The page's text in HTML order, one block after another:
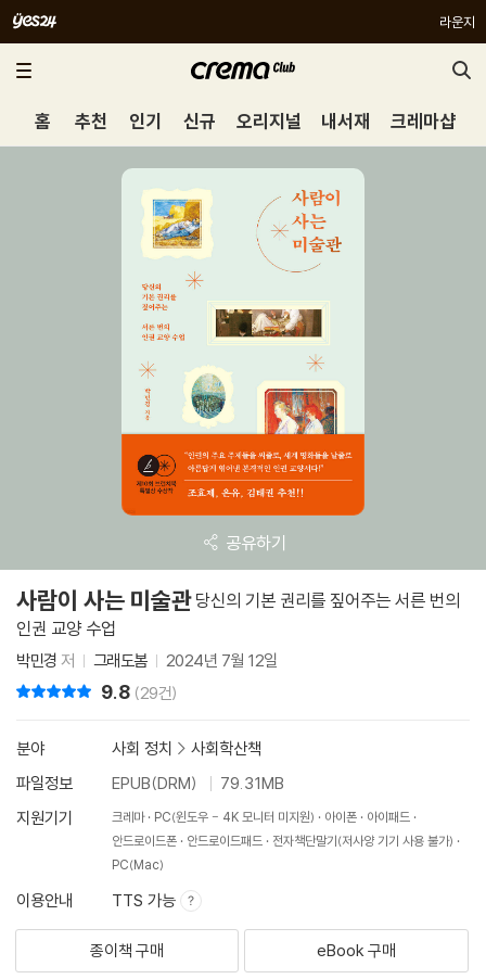
라운지
홈 추천 인기 신규 오리지널 내서재 크레마샵
공유하기
사람이 사는 미술관 당신의 기본 권리를 짚어주는 서른 번의
인권 교양 수업
박민경 저 그래도봄 2024년 7월 12일
9.8 (29건)
분야 사회 정치 > 사회학산책
파일정보
EPUB(DRM)
79.31MB
지원기기
크레마 PC(윈도우 - 4K 모니터 미지원) 아이폰
아이패드
안드로이드폰
안드로이드패드
전자책단말기(저사양 기기 사용 불가)
PC(Mac)
이용안내 TTS 가능
종이책 구매 eBook 구매